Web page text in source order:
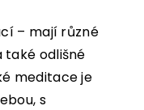
– mají různé
také odlišné
meditace je
s